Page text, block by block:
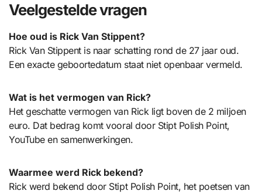
Veelgestelde vragen
Hoe oud is Rick Van Stippent?
Rick Van Stippent is naar schatting rond de 27 jaar oud.
Een exacte geboortedatum staat niet openbaar vermeld.
Wat is het vermogen van Rick?
Het geschatte vermogen van Rick ligt boven de 2 miljoen
euro. Dat bedrag komt vooral door Stipt Polish Point,
YouTube en samenwerkingen.
Waarmee werd Rick bekend?
Rick werd bekend door Stipt Polish Point, het poetsen van